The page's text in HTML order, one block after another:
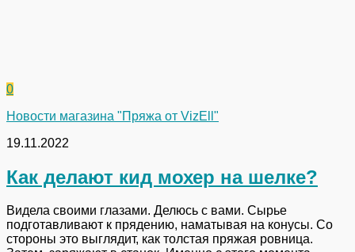
0
Новости магазина "Пряжа от VizEll"
19.11.2022
Как делают кид мохер на шелке?
Видела своими глазами. Делюсь с вами. Сырье
подготавливают к прядению, наматывая на конусы. Со
стороны это выглядит, как толстая пряжая ровница.